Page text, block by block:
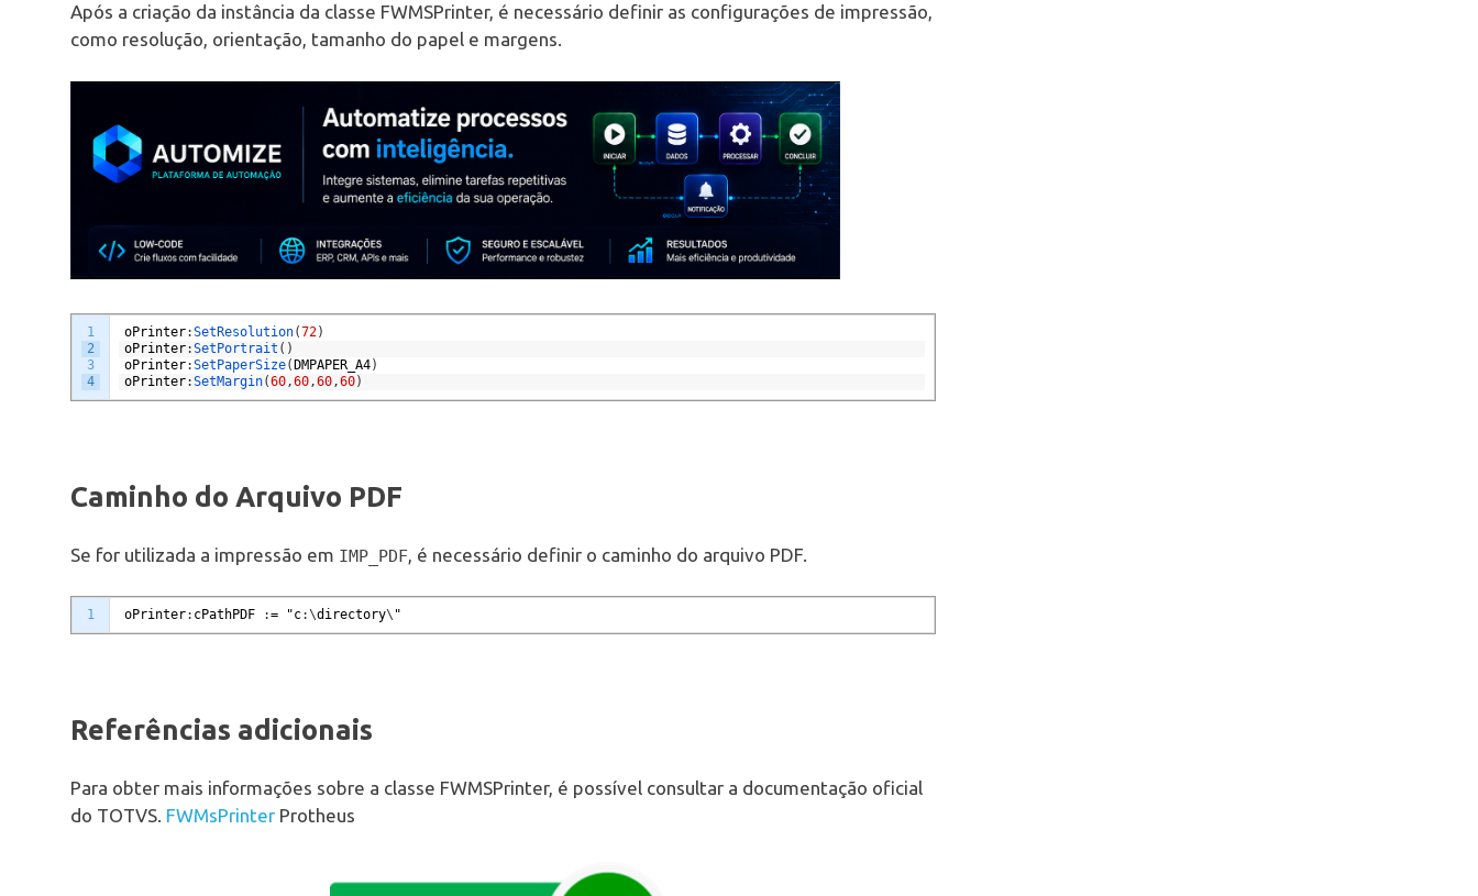
Após a criação da instância da classe FWMSPrinter, é necessário definir as configurações de impressão,
como resolução, orientação, tamanho do papel e margens.
1
2
3
4
oPrinter:SetResolution(72)
oPrinter:SetPortrait ( )
oPrinter:SetPaperSize( DMPAPER_A4)
oPrinter:SetMargin(60,60,60,60)
Caminho do Arquivo PDF
Se for utilizada a impressão em IMP_PDF , é necessário definir o caminho do arquivo PDF.
1 oPrinter: cPathPDF := "c:\directory\ "
Referências adicionais
Para obter mais informações sobre a classe FWMSPrinter, é possível consultar a documentação oficial
do TOTVS. FWMsPrinter Protheus